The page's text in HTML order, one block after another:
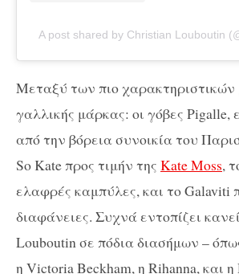
A post shared by Christian Louboutin
Μεταξύ των πιο χαρακτηριστικών
γαλλικής μάρκας: οι γόβες Pigalle,
από την βόρεια συνοικία του
SoKateπρος τιμήν της KateMoss,
ελαφρές καμπύλες, και τοGalaviti
διαφάνειες. Συχνά εντοπίζει
Louboutin σε πόδια διασήμων –
η Victoria Beckham, η Rihanna, και η